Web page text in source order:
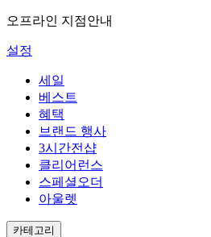
오프라인 지점안내
설정
세일
베스트
혜택
브랜드 행사
3시간전샵
클리어런스
스페셜오더
아울렛
카테고리